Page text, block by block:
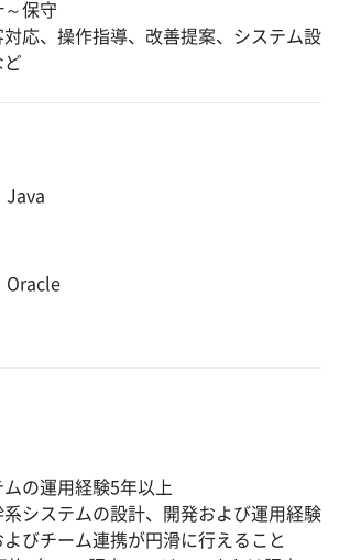
～保守
対応、操作指導、改善提案、システム設
ど
Java
Oracle
ムの運用経験5年以上
系システムの設計、開発および運用経験
よびチーム連携が円滑に行えること